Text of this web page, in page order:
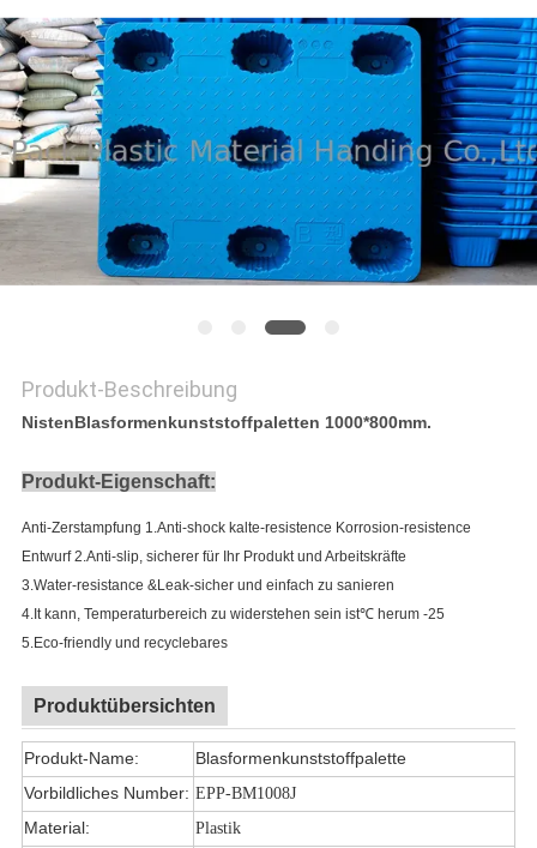
Produkt-Beschreibung
NistenBlasformenkunststoffpaletten 1000*800mm.
Produkt-Eigenschaft:
Anti-Zerstampfung 1.Anti-shock kalte-resistence Korrosion-resistence
Entwurf 2.Anti-slip, sicherer für Ihr Produkt und Arbeitskräfte
3.Water-resistance &Leak-sicher und einfach zu sanieren
4.It kann, Temperaturbereich zu widerstehen sein ist℃herum -25
5.Eco-friendly und recyclebares
Produktübersichten
Produkt-Name:
Blasformenkunststoffpalette
Vorbildliches Number: EPP-BM1008J
Material: Plastik